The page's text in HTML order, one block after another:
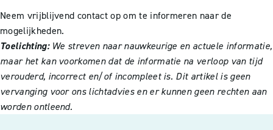
Neem vrijblijvend contact op om te informeren naar de
mogelijkheden.
Toelichting: We streven naar nauwkeurige en actuele informatie,
maar het kan voorkomen dat de informatie na verloop van tijd
verouderd, incorrect en/of incompleet is. Dit artikel is geen
vervanging voor ons lichtadvies en er kunnen geen rechten aan
worden ontleend.